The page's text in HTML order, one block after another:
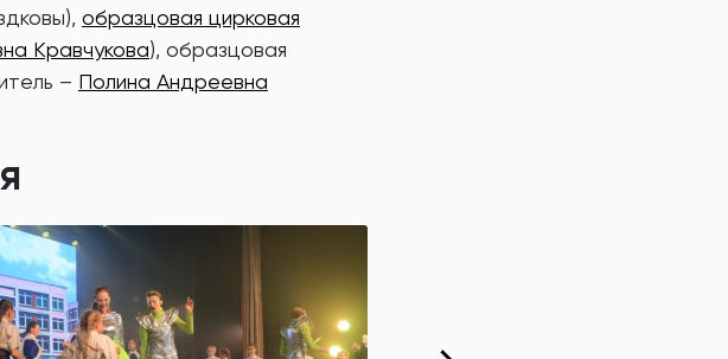
образцовая цирковая
Кравчукова), образцовая
– Полина Андреевна